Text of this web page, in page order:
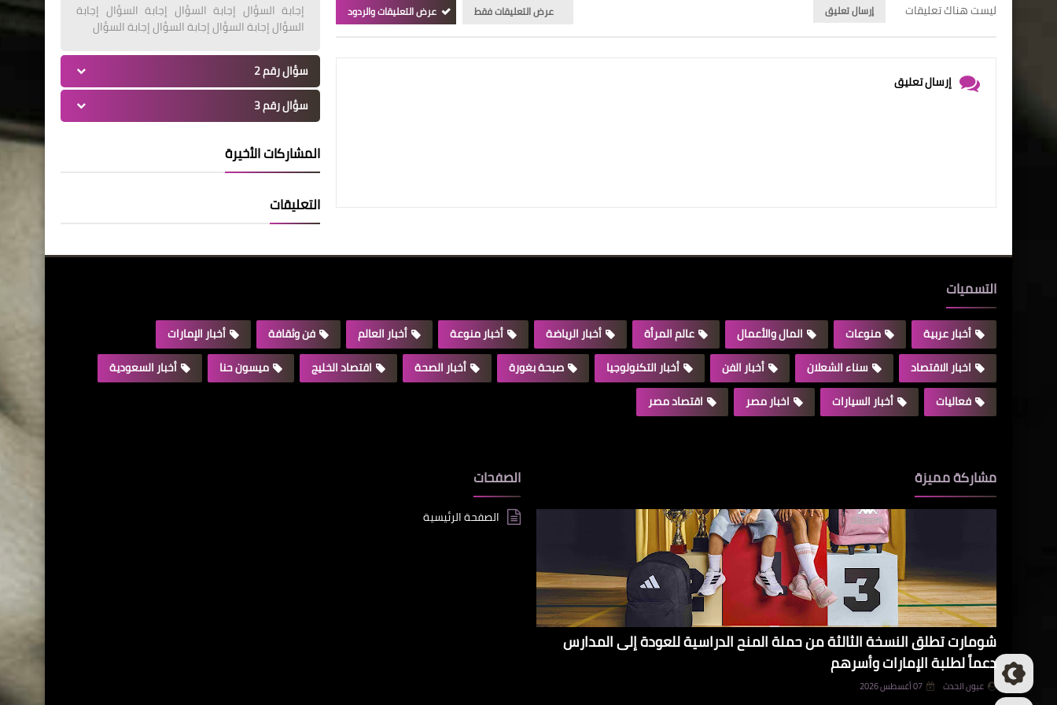
ليست هناك تعليقات إرسال تعليق عرض التعليقات فقط عرض التعليقات والردود
إرسال تعليق
إجابة السؤال إجابة السؤال إجابة السؤال إجابة
السؤال إجابة السؤال إجابة السؤال إجابة السؤال
سؤال رقم 2
سؤال رقم 3
المشاركات الأخيرة
التعليقات
التسميات
أخبار عربية منوعات المال والأعمال عالم المرأة أخبار الرياضة أخبار منوعة أخبار العالم فن وثقافة
أخبار الإمارات
اخبار الاقتصاد
سناء الشعلان أخبار الفن أخبار التكنولوجيا صبحة بغورة أخبار الصحة اقتصاد الخليج ميسون حنا
أخبار السعودية
فعاليات
أخبار السيارات اخبار مصر اقتصاد مصر
مشاركة مميزة
شومارت تطلق النسخة الثالثة من حملة المنح الدراسية للعودة إلى المدارس
دعماً لطلبة الإمارات وأسرهم
عيون الحدث 07 أغسطس 2026
الصفحات
الصفحة الرئيسية